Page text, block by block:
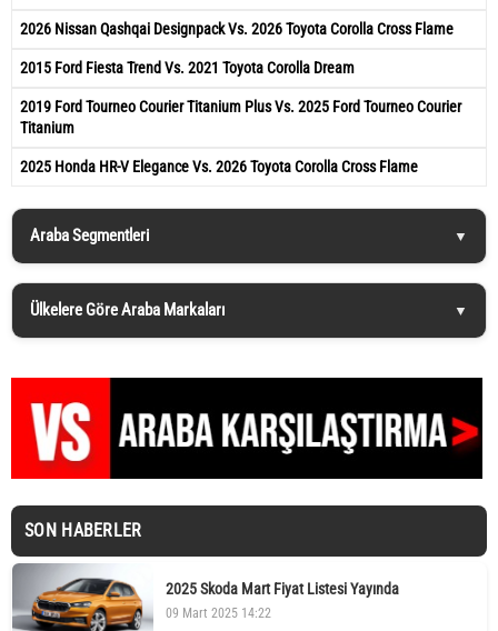
2026 Nissan Qashqai Designpack Vs. 2026 Toyota Corolla Cross Flame
2015 Ford Fiesta Trend Vs. 2021 Toyota Corolla Dream
2019 Ford Tourneo Courier Titanium Plus Vs. 2025 Ford Tourneo Courier
Titanium
2025 Honda HR-V Elegance Vs. 2026 Toyota Corolla Cross Flame
Araba Segmentleri
Ülkelere Göre Araba Markaları
SON HABERLER
2025 Skoda Mart Fiyat Listesi Yayında
09 Mart 2025 14:22